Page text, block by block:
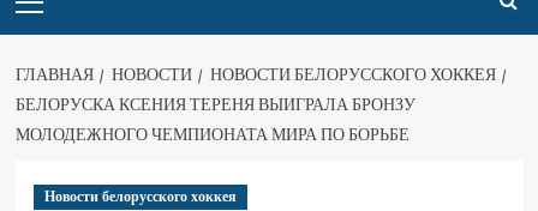
ГЛАВНАЯ НОВОСТИ
НОВОСТИ БЕЛОРУССКОГО ХОККЕЯ
БЕЛОРУСКА КСЕНИЯ ТЕРЕНЯ ВЫИГРАЛА БРОНЗУ
МОЛОДЕЖНОГО ЧЕМПИОНАТА МИРА ПО БОРЬБЕ
Новости белорусского хоккея